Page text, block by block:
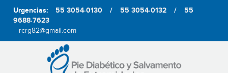
Urgencias: 55 3054·0130 / 55 3054·0132 /
55
9688·7623
rcrg82@gmail.com